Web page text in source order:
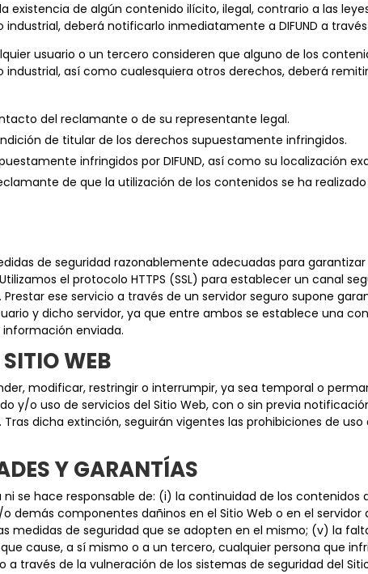
existencia de algún contenido ilícito, ilegal, contrario a las
deberá notificarlo inmediatamente a DIFUND a
usuario o un tercero consideren que alguno de los
así como cualesquiera otros derechos, deberá
del reclamante o de su representante legal.
de titular de los derechos supuestamente infringidos.
infringidos por DIFUND, así como su localización
de que la utilización de los contenidos se ha
de seguridad razonablemente adecuadas para
el protocolo HTTPS (SSL) para establecer un canal
ese servicio a través de un servidor seguro supone
y dicho servidor, ya que entre ambos se establece una
enviada.
WEB
modificar, restringir o interrumpir, ya sea temporal o
y/o uso de servicios del Sitio Web, con o sin previa
dicha extinción, seguirán vigentes las prohibiciones de
Y GARANTÍAS
ni se hace responsable de: (i) la continuidad de los
demás componentes dañinos en el Sitio Web o en el
medidas de seguridad que se adopten en el mismo; (v) la
cause, a sí mismo o a un tercero, cualquier persona que
a través de la vulneración de los sistemas de seguridad del